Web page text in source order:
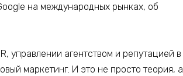
на международных рынках, об
управлении агентством и репутацией в
маркетинг. И это не просто теория, а